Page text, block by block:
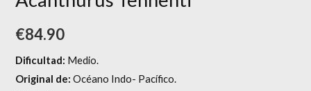
€84.90
Dificultad: Medio.
Original de:Océano Indo- Pacífico.